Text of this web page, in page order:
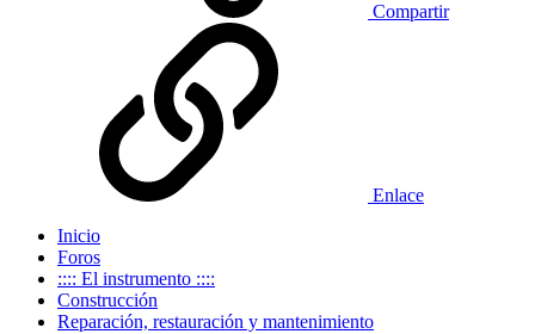
Compartir
Enlace
Inicio
Foros
:::: El instrumento ::::
Construcción
Reparación, restauración y mantenimiento